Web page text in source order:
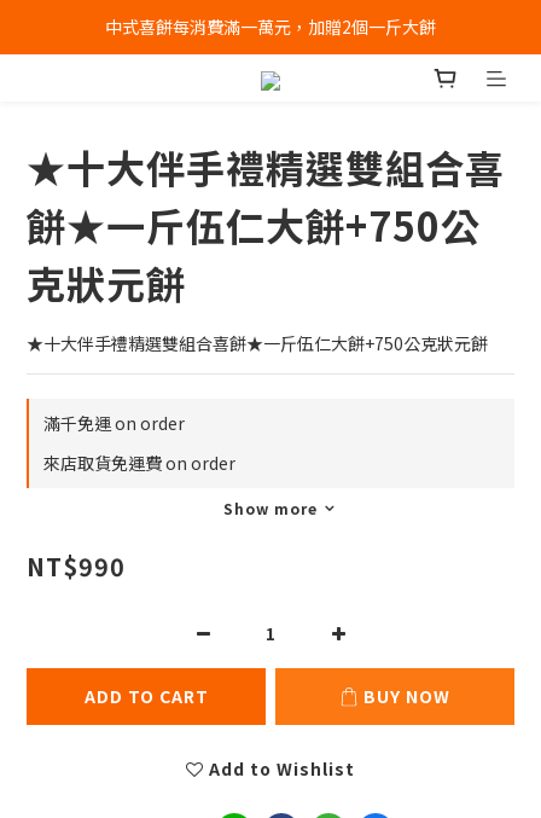
全店消費滿千免運 (不含冰淇淋冷凍宅配)
中式喜餅每消費滿一萬元，加贈2個一斤大餅
全店消費滿千免運 (不含冰淇淋冷凍宅配)
★十大伴手禮精選雙組合喜
餅★一斤伍仁大餅+750公
克狀元餅
★十大伴手禮精選雙組合喜餅★一斤伍仁大餅+750公克狀元餅
滿千免運 on order
來店取貨免運費 on order
Show more
NT$990
ADD TO CART BUY NOW
Add to Wishlist